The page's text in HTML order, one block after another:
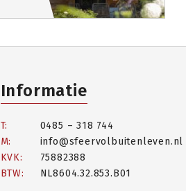
Informatie
T:
0485 – 318 744
M:
info@sfeervolbuitenleven.nl
KVK:
75882388
BTW:
NL8604.32.853.B01